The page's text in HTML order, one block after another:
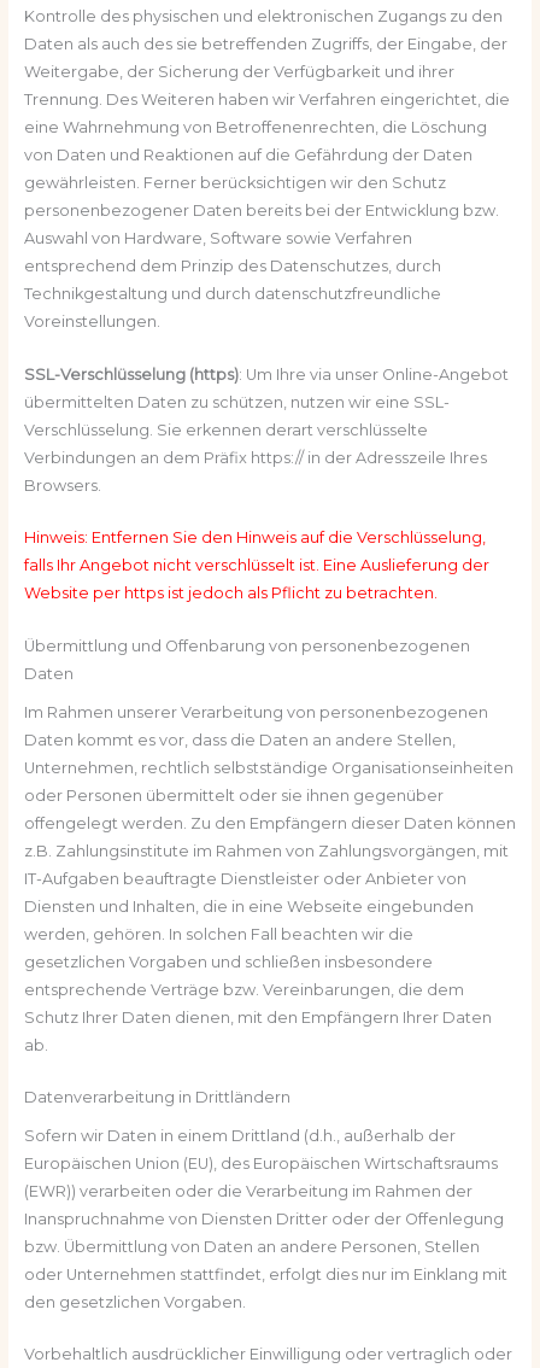
Kontrolle des physischen und elektronischen Zugangs zu den
Daten als auch des sie betreffenden Zugriffs, der Eingabe, der
Weitergabe, der Sicherung der Verfügbarkeit und ihrer
Trennung. Des Weiteren haben wir Verfahren eingerichtet, die
eine Wahrnehmung von Betroffenenrechten, die Löschung
von Daten und Reaktionen auf die Gefährdung der Daten
gewährleisten. Ferner berücksichtigen wir den Schutz
personenbezogener Daten bereits bei der Entwicklung bzw.
Auswahl von Hardware, Software sowie Verfahren
entsprechend dem Prinzip des Datenschutzes, durch
Technikgestaltung und durch datenschutzfreundliche
Voreinstellungen.
SSL-Verschlüsselung (https): Um Ihre via unser Online-Angebot
übermittelten Daten zu schützen, nutzen wir eine SSL-
Verschlüsselung. Sie erkennen derart verschlüsselte
Verbindungen an dem Präfix https:// in der Adresszeile Ihres
Browsers.
Hinweis: Entfernen Sie den Hinweis auf die Verschlüsselung,
falls Ihr Angebot nicht verschlüsselt ist. Eine Auslieferung der
Website per https ist jedoch als Pflicht zu betrachten.
Übermittlung und Offenbarung von personenbezogenen
Daten
Im Rahmen unserer Verarbeitung von personenbezogenen
Daten kommt es vor, dass die Daten an andere Stellen,
Unternehmen, rechtlich selbstständige Organisationseinheiten
oder Personen übermittelt oder sie ihnen gegenüber
offengelegt werden. Zu den Empfängern dieser Daten können
z.B. Zahlungsinstitute im Rahmen von Zahlungsvorgängen, mit
IT-Aufgaben beauftragte Dienstleister oder Anbieter von
Diensten und Inhalten, die in eine Webseite eingebunden
werden, gehören. In solchen Fall beachten wir die
gesetzlichen Vorgaben und schließen insbesondere
entsprechende Verträge bzw. Vereinbarungen, die dem
Schutz Ihrer Daten dienen, mit den Empfängern Ihrer Daten
ab.
Datenverarbeitung in Drittländern
Sofern wir Daten in einem Drittland (d.h., außerhalb der
Europäischen Union (EU), des Europäischen Wirtschaftsraums
(EWR)) verarbeiten oder die Verarbeitung im Rahmen der
Inanspruchnahme von Diensten Dritter oder der Offenlegung
bzw. Übermittlung von Daten an andere Personen, Stellen
oder Unternehmen stattfindet, erfolgt dies nur im Einklang mit
den gesetzlichen Vorgaben.
Vorbehaltlich ausdrücklicher Einwilligung oder vertraglich oder